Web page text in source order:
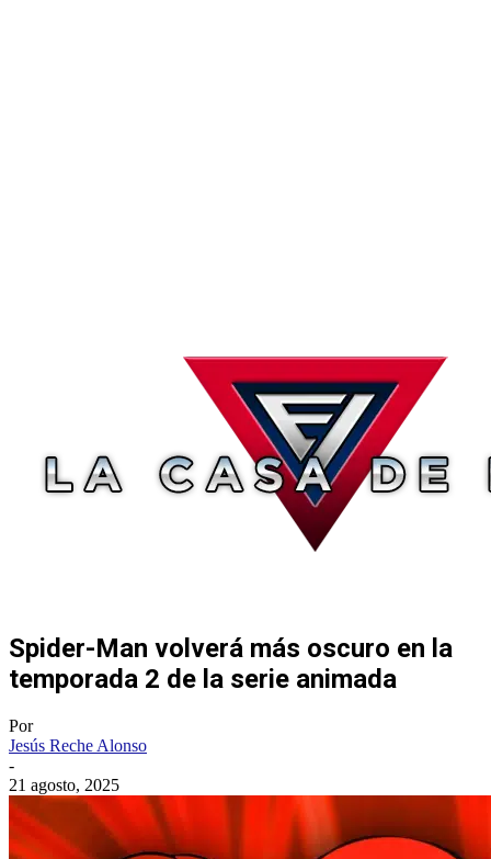
Spider-Man volverá más oscuro en la
temporada 2 de la serie animada
Por
Jesús Reche Alonso
-
21 agosto, 2025